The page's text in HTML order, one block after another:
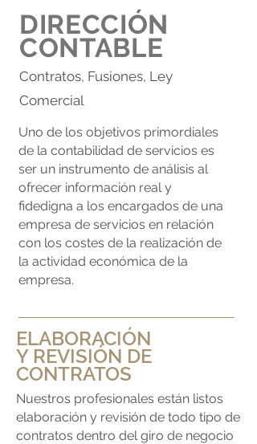
DIRECCIÓN
CONTABLE
Contratos, Fusiones, Ley
Comercial
Uno de los objetivos primordiales
de la contabilidad de servicios es
ser un instrumento de análisis al
ofrecer información real y
fidedigna a los encargados de una
empresa de servicios en relación
con los costes de la realización de
la actividad económica de la
empresa.
ELABORACIÓN
Y REVISIÓN DE
CONTRATOS
Nuestros profesionales están listos
elaboración y revisión de todo tipo de
contratos dentro del giro de negocio